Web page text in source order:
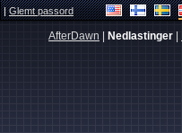
|Glemt passord
AfterDawn Nedlastinger